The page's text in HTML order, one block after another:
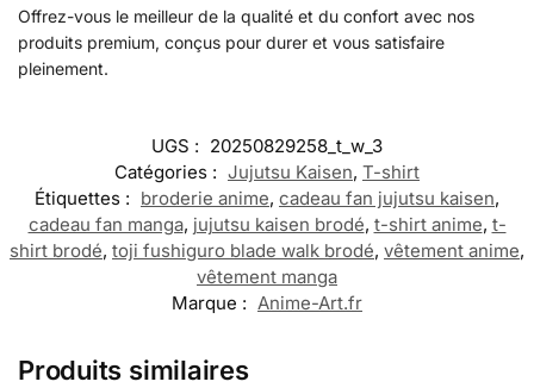
Offrez-vous le meilleur de la qualité et du confort avec nos
produits premium, conçus pour durer et vous satisfaire
pleinement.
UGS : 20250829258_t_w_3
Catégories : Jujutsu Kaisen, T-shirt
Étiquettes : broderie anime, cadeau fan jujutsu kaisen,
cadeau fan manga, jujutsu kaisen brodé, t-shirt anime, t-
shirt brodé, toji fushiguro blade walk brodé, vêtement anime,
vêtement manga
Marque : Anime-Art.fr
Produits similaires